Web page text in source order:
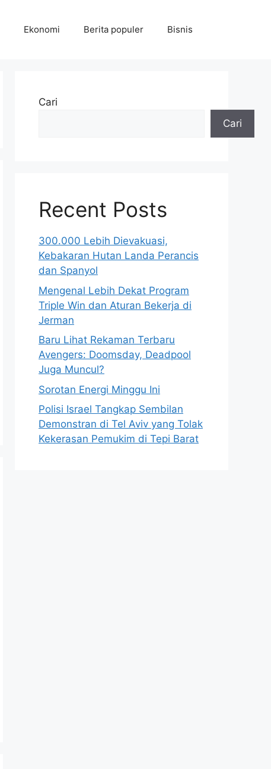
Ekonomi Berita populer Bisnis
Cari
Cari
Recent Posts
300.000 Lebih Dievakuasi,
Kebakaran Hutan Landa Perancis
dan Spanyol
Mengenal Lebih Dekat Program
Triple Win dan Aturan Bekerja di
Jerman
Baru Lihat Rekaman Terbaru
Avengers: Doomsday, Deadpool
Juga Muncul?
Sorotan Energi Minggu Ini
Polisi Israel Tangkap Sembilan
Demonstran di Tel Aviv yang Tolak
Kekerasan Pemukim di Tepi Barat